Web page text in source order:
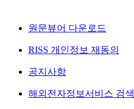
원문뷰어 다운로드
RISS 개인정보 재동의
공지사항
해외전자정보서비스 검색